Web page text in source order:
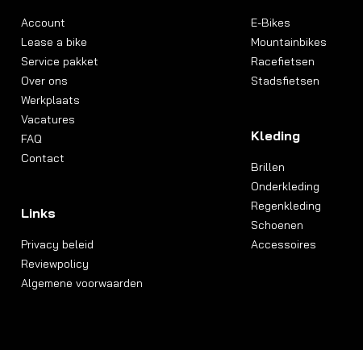
Account
Lease a bike
Service pakket
Over ons
Werkplaats
Vacatures
FAQ
Contact
Links
Privacy beleid
Reviewpolicy
Algemene voorwaarden
E-Bikes
Mountainbikes
Racefietsen
Stadsfietsen
Kleding
Brillen
Onderkleding
Regenkleding
Schoenen
Accessoires